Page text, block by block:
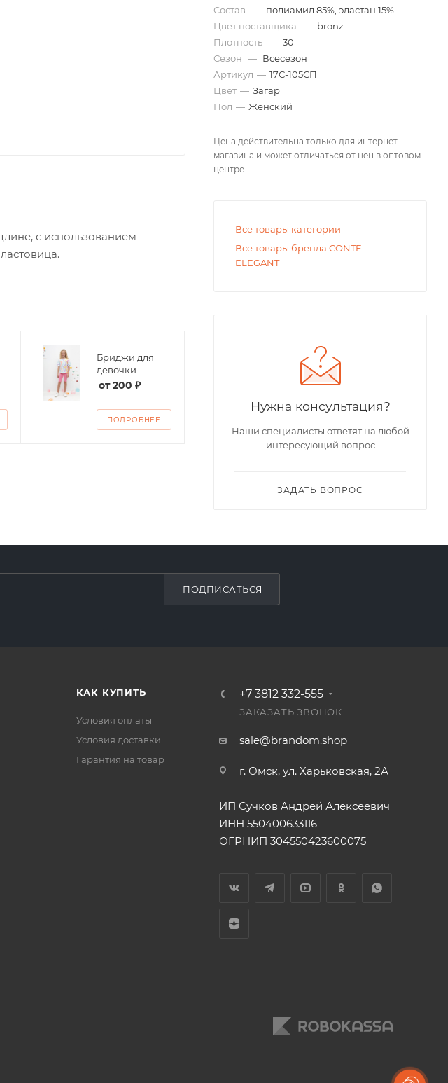
с использованием
Бриджи для
девочки
от200 ₽
ПОДРОБНЕЕ
Футболка поло
200 ₽
Состав — полиамид 85%, эластан 15%
Цвет поставщика — bronz
Плотность — 30
Сезон — Всесезон
Артикул — 17С-105СП
Цвет — Загар
Пол — Женский
Цена действительна только для интернет-
магазина и может отличаться от цен в оптовом
центре.
Все товары категории
Все товары бренда CONTE
ELEGANT
Нужна консультация?
Наши специалисты ответят на любой
интересующий вопрос
ЗАДАТЬ ВОПРОС
ПОДПИСАТЬСЯ
КАК КУПИТЬ
Условия оплаты
Условия доставки
Гарантия на товар
+7 3812 332-555
ЗАКАЗАТЬ ЗВОНОК
sale@brandom.shop
г. Омск, ул. Харьковская, 2А
ИП Сучков Андрей Алексеевич
ИНН 550400633116
ОГРНИП 304550423600075